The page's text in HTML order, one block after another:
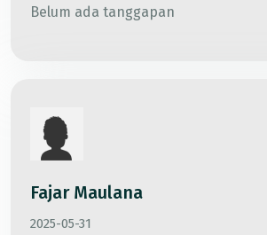
Belum ada tanggapan
Fajar Maulana
2025-05-31